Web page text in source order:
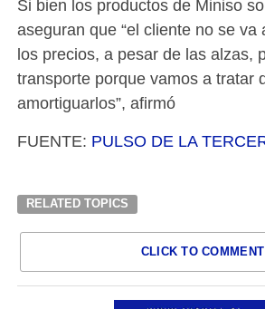
Si bien los productos de Miniso
aseguran que “el cliente no se va
los precios, a pesar de las alzas,
transporte porque vamos a tratar
amortiguarlos”, afirmó
FUENTE: PULSO DE LA
RELATED TOPICS
CLICK TO COMMENT